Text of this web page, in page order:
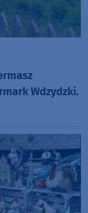
Wdzydzki.